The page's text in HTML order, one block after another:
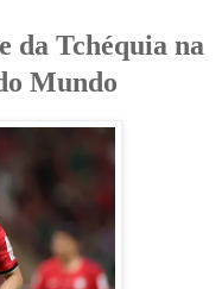
da Tchéquia na
Mundo